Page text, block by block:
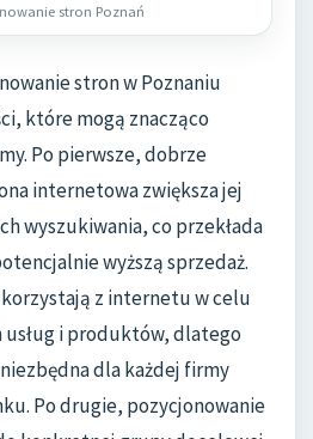
stron Poznań
stron w Poznaniu
które mogą znacząco
Po pierwsze, dobrze
internetowa zwiększa jej
wyszukiwania, co przekłada
wyższą sprzedaż.
z internetu w celu
i produktów, dlatego
dla każdej firmy
Po drugie, pozycjonowanie